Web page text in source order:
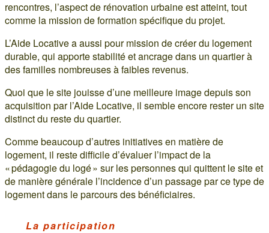
rencontres, l’aspect de rénovation urbaine est atteint, tout
comme la mission de formation spécifique du projet.
L’Aide Locative a aussi pour mission de créer du logement
durable, qui apporte stabilité et ancrage dans un quartier à
des familles nombreuses à faibles revenus.
Quoi que le site jouisse d’une meilleure image depuis son
acquisition par l’Aide Locative, il semble encore rester un site
distinct du reste du quartier.
Comme beaucoup d’autres initiatives en matière de
logement, il reste difficile d’évaluer l’impact de la
« pédagogie du logé » sur les personnes qui quittent le site et
de manière générale l’incidence d’un passage par ce type de
logement dans le parcours des bénéficiaires.
La participation